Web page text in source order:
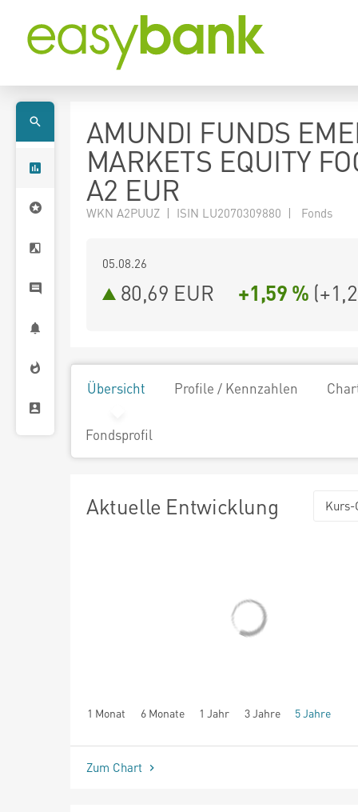
AMUNDI FUNDS
MARKETS EQUITY
A2 EUR
WKN A2PUUZ | ISIN LU2070309880 | Fonds
05.08.26
80,69 EUR +1,59 % (
Übersicht Profile / Kennzahlen
Fondsprofil
Aktuelle Entwicklung Kurs-
1 Monat 6 Monate 1 Jahr 3 Jahre 5 Jahre
seit Beginn
Zum Chart